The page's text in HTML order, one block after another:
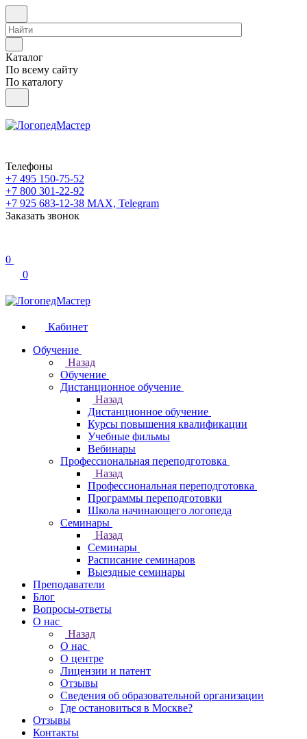
Каталог
По всему сайту
По каталогу
Телефоны
+7 495 150-75-52
+7 800 301-22-92
+7 925 683-12-38 MAX, Telegram
Заказать звонок
0
0
Кабинет
Обучение
Назад
Обучение
Дистанционное обучение
Назад
Дистанционное обучение
Курсы повышения квалификации
Учебные фильмы
Вебинары
Профессиональная переподготовка
Назад
Профессиональная переподготовка
Программы переподготовки
Школа начинающего логопеда
Семинары
Назад
Семинары
Расписание семинаров
Выездные семинары
Преподаватели
Блог
Вопросы-ответы
О нас
Назад
О нас
О центре
Лицензии и патент
Отзывы
Сведения об образовательной организации
Где остановиться в Москве?
Отзывы
Контакты